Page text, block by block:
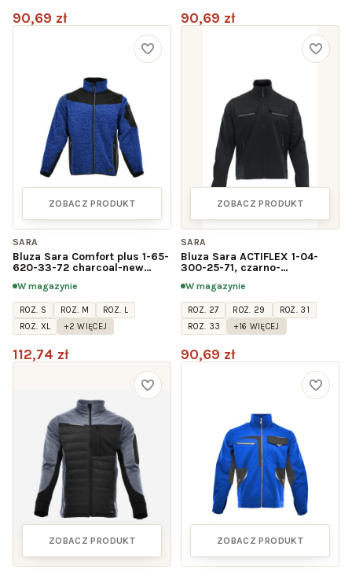
90,69 zł 90,69 zł
ZOBACZ PRODUKT
SARA
Bluza Sara Comfort plus 1-65-
620-33-72 charcoal-new
W magazynie
ROZ. S ROZ. M
ROZ. L
ROZ. XL
+2 WIĘCEJ
112,74 zł
ZOBACZ PRODUKT
SARA
Bluza Sara ACTIFLEX 1-04-
300-25-71, czarno-
W magazynie
ROZ. 27 ROZ. 29
ROZ. 31
ROZ. 33
+16 WIĘCEJ
90,69 zł
ZOBACZ PRODUKT ZOBACZ PRODUKT